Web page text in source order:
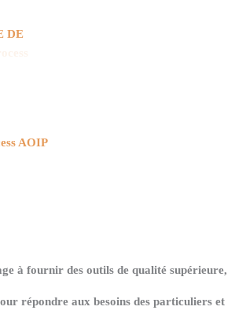
DE
AOIP
à fournir des outils de qualité supérieure,
répondre aux besoins des particuliers et